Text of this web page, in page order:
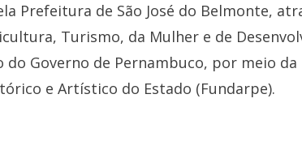
Prefeitura de São José do Belmonte,
Turismo, da Mulher e de
do Governo de Pernambuco, por meio da
e Artístico do Estado (Fundarpe).